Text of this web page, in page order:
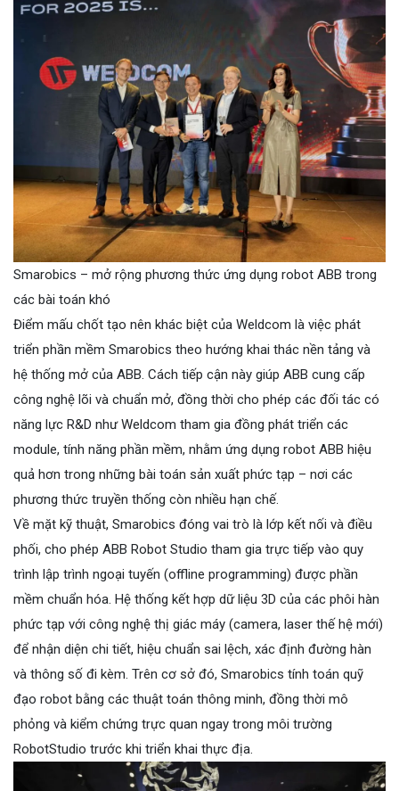
Smarobics – mở rộng phương thức ứng dụng robot ABB trong
các bài toán khó
Điểm mấu chốt tạo nên khác biệt của Weldcom là việc phát
triển phần mềm Smarobics theo hướng khai thác nền tảng và
hệ thống mở của ABB. Cách tiếp cận này giúp ABB cung cấp
công nghệ lõi và chuẩn mở, đồng thời cho phép các đối tác có
năng lực R&D như Weldcom tham gia đồng phát triển các
module, tính năng phần mềm, nhằm ứng dụng robot ABB hiệu
quả hơn trong những bài toán sản xuất phức tạp – nơi các
phương thức truyền thống còn nhiều hạn chế.
Về mặt kỹ thuật, Smarobics đóng vai trò là lớp kết nối và điều
phối, cho phép ABB Robot Studio tham gia trực tiếp vào quy
trình lập trình ngoại tuyến (offline programming) được phần
mềm chuẩn hóa. Hệ thống kết hợp dữ liệu 3D của các phôi hàn
phức tạp với công nghệ thị giác máy (camera, laser thế hệ mới)
để nhận diện chi tiết, hiệu chuẩn sai lệch, xác định đường hàn
và thông số đi kèm. Trên cơ sở đó, Smarobics tính toán quỹ
đạo robot bằng các thuật toán thông minh, đồng thời mô
phỏng và kiểm chứng trực quan ngay trong môi trường
RobotStudio trước khi triển khai thực địa.